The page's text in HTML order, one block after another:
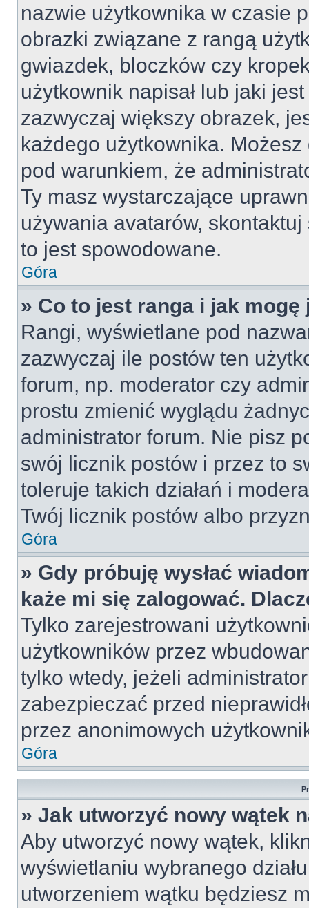
nazwie użytkownika w czasie
obrazki związane z rangą
gwiazdek, bloczków czy
użytkownik napisał lub jaki
zazwyczaj większy obrazek,
każdego użytkownika.
pod warunkiem, że
Ty masz wystarczające
używania avatarów,
to jest spowodowane.
Góra
» Co to jest ranga i jak mogę
Rangi, wyświetlane pod
zazwyczaj ile postów ten
forum, np. moderator czy
prostu zmienić wyglądu
administrator forum. Nie pisz
swój licznik postów i przez to
toleruje takich działań i
Twój licznik postów albo
Góra
» Gdy próbuję wysłać
każe mi się zalogować.
Tylko zarejestrowani
użytkowników przez
tylko wtedy, jeżeli
zabezpieczać przed
przez anonimowych
Góra
» Jak utworzyć nowy wątek
Aby utworzyć nowy wątek,
wyświetlaniu wybranego
utworzeniem wątku będziesz